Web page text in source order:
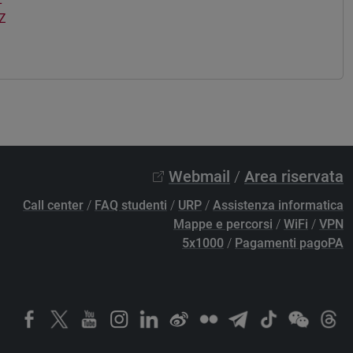
Webmail / Area riservata
Call center / FAQ studenti / URP / Assistenza informatica
Mappe e percorsi / WiFi / VPN
5x1000 / Pagamenti pagoPA